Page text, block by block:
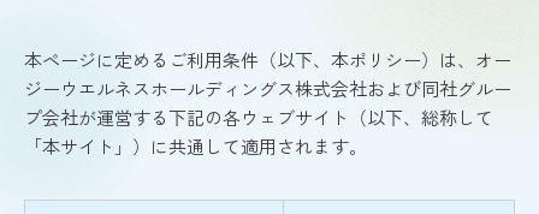
本ページに定めるご利用条件（以下、本ポリシー）は、オー
ジーウエルネスホールディングス株式会社および同社グルー
プ会社が運営する下記の各ウェブサイト（以下、総称して
「本サイト」）に共通して適用されます。